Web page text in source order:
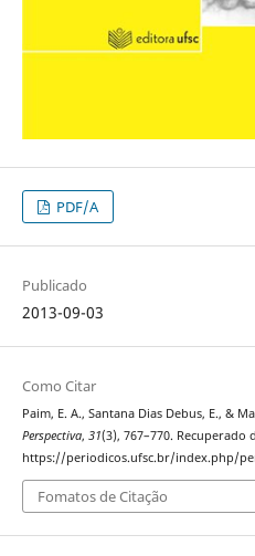
PDF/A
Publicado
2013-09-03
Como Citar
Paim, E. A., Santana Dias Debus, E., &
Perspectiva, 31(3), 767–770. Recuperado
https://periodicos.ufsc.br/index.php/
Fomatos de Citação